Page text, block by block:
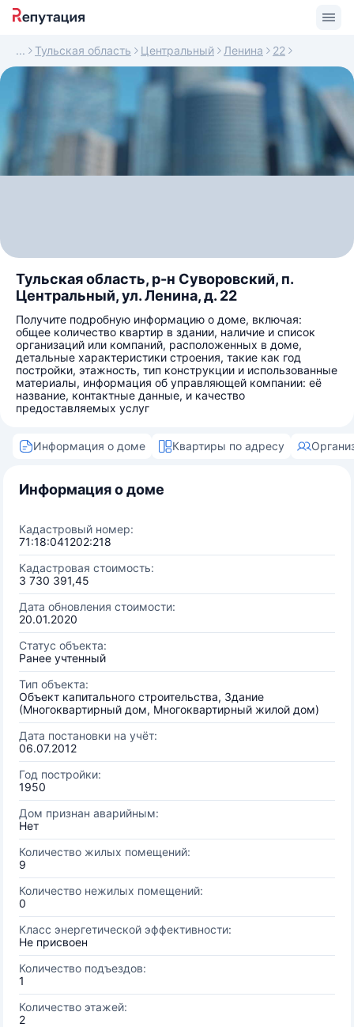
Тульская область Центральный Ленина 22
Тульская область, р-н Суворовский, п.
Центральный, ул. Ленина, д. 22
Получите подробную информацию о доме, включая:
общее количество квартир в здании, наличие и список
организаций или компаний, расположенных в доме,
детальные характеристики строения, такие как год
постройки, этажность, тип конструкции и использованные
материалы, информация об управляющей компании: её
название, контактные данные, и качество
предоставляемых услуг
Информация о доме Квартиры по адресу
Информация о доме
Кадастровый номер:
71:18:041202:218
Кадастровая стоимость:
3 730 391,45
Дата обновления стоимости:
20.01.2020
Статус объекта:
Ранее учтенный
Тип объекта:
Объект капитального строительства, Здание
(Многоквартирный дом, Многоквартирный жилой дом)
Дата постановки на учёт:
06.07.2012
Год постройки:
1950
Дом признан аварийным:
Нет
Количество жилых помещений:
9
Количество нежилых помещений:
0
Класс энергетической эффективности:
Не присвоен
Количество подъездов:
1
Количество этажей:
2